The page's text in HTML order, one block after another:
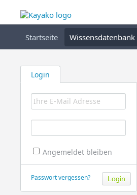
Startseite Wissensdatenbank
Login
Angemeldet bleiben
Passwort vergessen?